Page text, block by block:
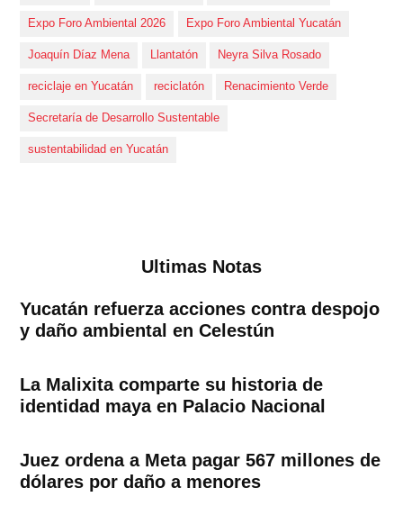
Expo Foro Ambiental 2026 Expo Foro Ambiental Yucatán
Joaquín Díaz Mena Llantatón Neyra Silva Rosado
reciclaje en Yucatán reciclatón Renacimiento Verde
Secretaría de Desarrollo Sustentable
sustentabilidad en Yucatán
Ultimas Notas
Yucatán refuerza acciones contra despojo
y daño ambiental en Celestún
La Malixita comparte su historia de
identidad maya en Palacio Nacional
Juez ordena a Meta pagar 567 millones de
dólares por daño a menores